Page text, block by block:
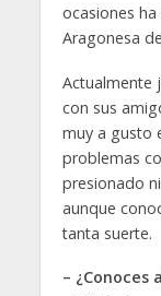
ocasiones
Aragonesa
Actualmente
con sus
muy a gusto
problemas
presionado
aunque
tanta suerte.
– ¿Conoces